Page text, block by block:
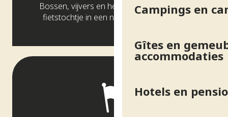
Campings en
Gîtes en
accommodaties
Hotels en
Bossen, vijvers en heuvels begeleiden elk
fietstochtje in een natuurlijke omgeving.